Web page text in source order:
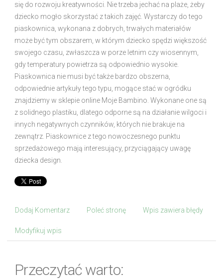
się do rozwoju kreatywności. Nie trzeba jechać na plaże, żeby
dziecko mogło skorzystać z takich zajęć. Wystarczy do tego
piaskownica, wykonana z dobrych, trwałych materiałów
może być tym obszarem, w którym dziecko spędzi większość
swojego czasu, zwłaszcza w porze letnim czy wiosennym,
gdy temperatury powietrza są odpowiednio wysokie.
Piaskownica nie musi być także bardzo obszerna,
odpowiednie artykuły tego typu, mogące stać w ogródku
znajdziemy w sklepie online Moje Bambino. Wykonane one są
z solidnego plastiku, dlatego odporne są na działanie wilgoci i
innych negatywnych czynników, których nie brakuje na
zewnątrz. Piaskownice z tego nowoczesnego punktu
sprzedażowego mają interesujący, przyciągający uwagę
dziecka design.
Dodaj Komentarz Poleć stronę Wpis zawiera błędy
Modyfikuj wpis
Przeczytać warto: